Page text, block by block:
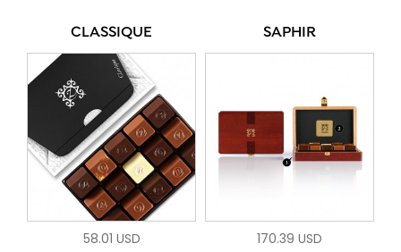
CLASSIQUE
58.01 USD
SAPHIR
170.39 USD